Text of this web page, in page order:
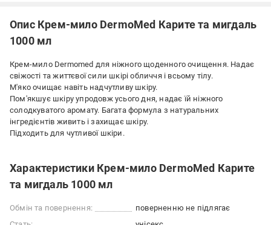
Опис Крем-мило DermoMed Карите та мигдаль
1000 мл
Крем-мило Dermomed для ніжного щоденного очищення. Надає
свіжості та життєвої сили шкірі обличчя і всьому тілу.
М'яко очищає навіть надчутливу шкіру.
Пом'якшує шкіру упродовж усього дня, надає їй ніжного
солодкуватого аромату. Багата формула з натуральних
інгредієнтів живить і захищає шкіру.
Підходить для чутливої шкіри.
Характеристики Крем-мило DermoMed Карите
та мигдаль 1000 мл
Обмін та повернення:
поверненню не підлягає